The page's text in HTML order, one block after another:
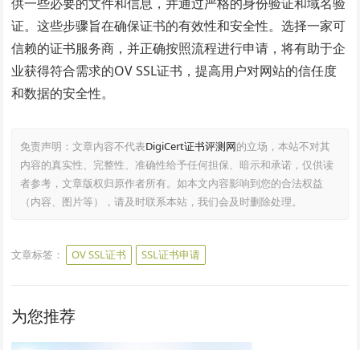
证。这些步骤旨在确保证书的有效性和安全性。选择一家可
信赖的证书服务商，并正确按照流程进行申请，将有助于企
业获得符合需求的OV SSL证书，提高用户对网站的信任度
和数据的安全性。
免责声明：文章内容不代表DigiCert证书评测网的立场，本站不对其
内容的真实性、完整性、准确性给予任何担保、暗示和承诺，仅供读
者参考，文章版权归原作者所有。如本文内容影响到您的合法权益
（内容、图片等），请及时联系本站，我们会及时删除处理。
文章标签： OV SSL证书 SSL证书申请
为您推荐